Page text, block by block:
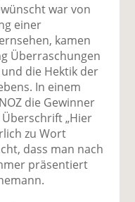
war von
einer
kamen
Überraschungen
die Hektik der
In einem
die Gewinner
„Hier
zu Wort
dass man nach
präsentiert